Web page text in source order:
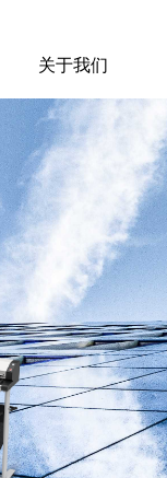
关于我们
关于我们